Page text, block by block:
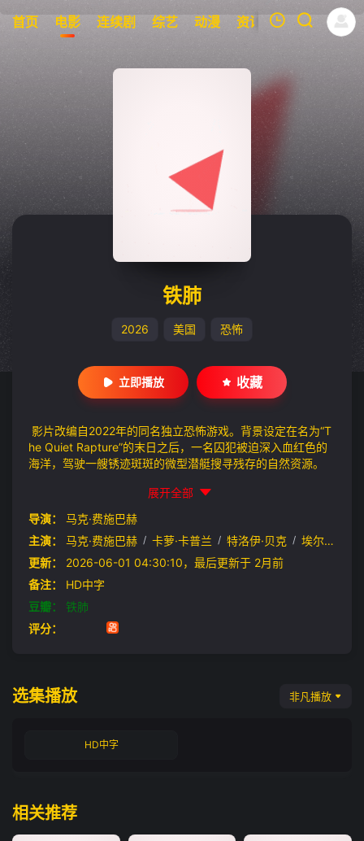
首页 电影 连续剧 综艺 动漫 资讯 明星 周表
暂无观看影片的记录
铁肺
2026 美国 恐怖
立即播放 收藏
影片改编自2022年的同名独立恐怖游戏。背景设定在名为“T
he Quiet Rapture”的末日之后，一名囚犯被迫深入血红色的
海洋，驾驶一艘锈迹斑斑的微型潜艇搜寻残存的自然资源。
展开全部
导演：
马克·费施巴赫
主演：
马克·费施巴赫 / 卡萝·卡普兰 / 特洛伊·贝克 / 埃尔希·洛夫洛克
更新：
2026-06-01 04:30:10，最后更新于 2月前
备注：
HD中字
豆瓣：
铁肺
评分：
选集播放 非凡播放
HD中字
相关推荐